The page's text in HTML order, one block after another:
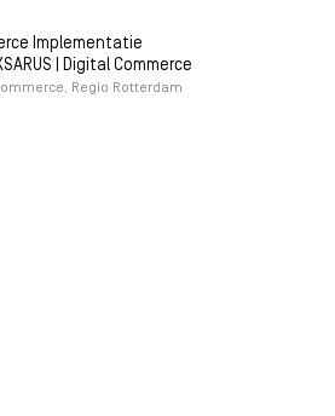
Implementatie
| Digital Commerce
Regio Rotterdam